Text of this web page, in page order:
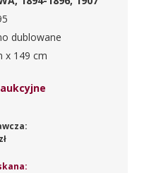
dublowane
x 149 cm